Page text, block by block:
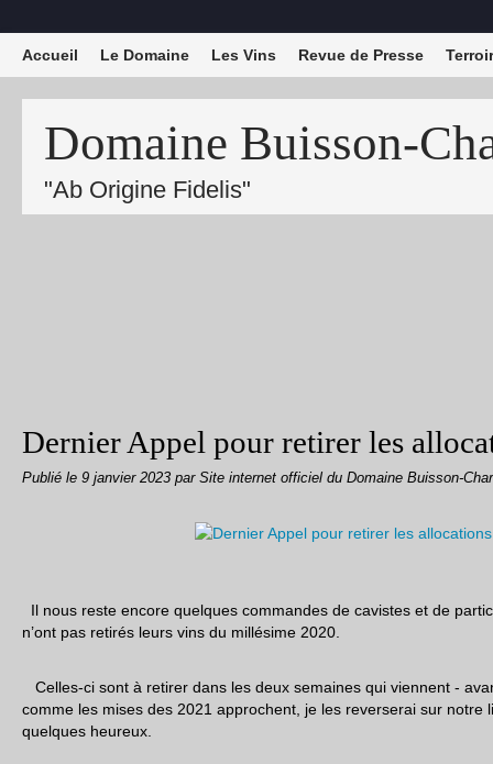
Domaine Buisson-
"Ab Origine Fidelis"
Accueil Le Domaine Les Vins Revue de Presse
Dernier Appel pour retirer les
Publié le 9 janvier 2023 par Site internet officiel du Domaine Buisson-
Il nous reste encore quelques commandes de cavistes et de
n’ont pas retirés leurs vins du millésime 2020.
Celles-ci sont à retirer dans les deux semaines qui viennent -
comme les mises des 2021 approchent, je les reverserai sur notre
quelques heureux.